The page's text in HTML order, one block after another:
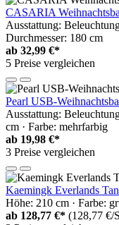
CASARIA
Ausstattung:
Durchmesser: 180 cm
ab 32,99 €*
5 Preise vergleichen
Pearl USB-
Ausstattung:
cm · Farbe: mehrfarbig
ab 19,98 €*
3 Preise vergleichen
Kaemingk Everlands
Höhe: 210 cm · Farbe:
ab 128,77 €* (128,77 €/